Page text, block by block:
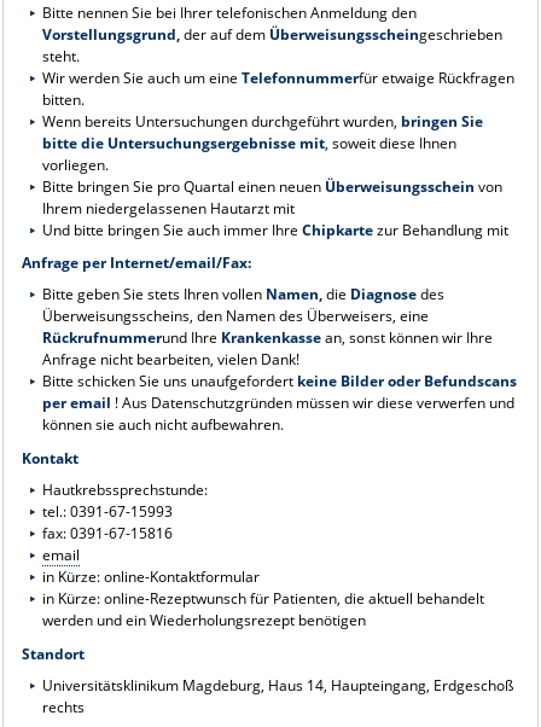
Bitte nennen Sie bei Ihrer telefonischen Anmeldung den
Vorstellungsgrund,der auf dem Überweisungsscheingeschrieben
steht.
Wir werden Sie auch um eineTelefonnummerfür etwaige Rückfragen
bitten.
Wenn bereits Untersuchungen durchgeführt wurden, bringen Sie
bitte die Untersuchungsergebnisse mit, soweit diese Ihnen
vorliegen.
Bitte bringen Sie pro Quartal einen neuen Überweisungsschein von
Ihrem niedergelassenen Hautarzt mit
Und bitte bringen Sie auch immer IhreChipkartezur Behandlung mit
Anfrage per Internet/email/Fax:
Bitte geben Sie stets Ihren vollen Namen,die Diagnosedes
Überweisungsscheins, den Namen des Überweisers, eine
Rückrufnummerund Ihre Krankenkassean, sonst können wir Ihre
Anfrage nicht bearbeiten, vielen Dank!
Bitte schicken Sie uns unaufgefordert keine Bilder oder Befundscans
per email ! Aus Datenschutzgründen müssen wir diese verwerfen und
können sie auch nicht aufbewahren.
Kontakt
Hautkrebssprechstunde:
tel.: 0391-67-15993
fax: 0391-67-15816
email
in Kürze: online-Kontaktformular
in Kürze: online-Rezeptwunsch für Patienten, die aktuell behandelt
werden und ein Wiederholungsrezept benötigen
Standort
Universitätsklinikum Magdeburg, Haus 14, Haupteingang, Erdgeschoß
rechts